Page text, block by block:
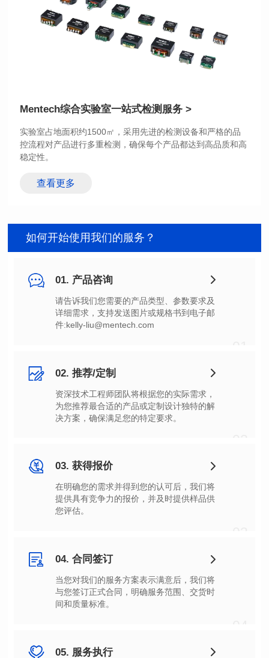
Mentech综合实验室一站式检测服务 >
稳定性。
查看更多
如何开始使用我们的服务？
01. 产品咨询
件:kelly-liu@mentech.com
02. 推荐/定制
决方案，确保满足您的特定要求。
03. 获得报价
您评估。
04. 合同签订
间和质量标准。
05. 服务执行